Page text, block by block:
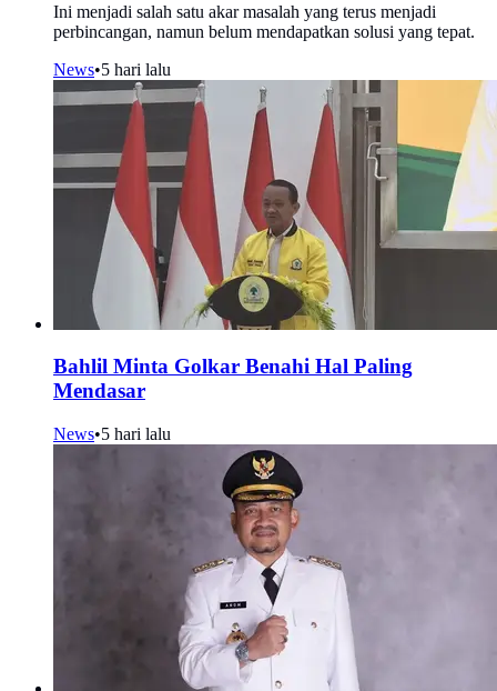
Ini menjadi salah satu akar masalah yang terus menjadi
perbincangan, namun belum mendapatkan solusi yang tepat.
News•5 hari lalu
Bahlil Minta Golkar Benahi Hal Paling
Mendasar
News•5 hari lalu